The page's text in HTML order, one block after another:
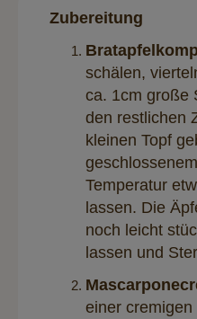
Zubereitung
schälen,
ca. 1cm große
den restlichen
kleinen Topf
Temperatur
lassen. Die
noch leicht
lassen und
einer